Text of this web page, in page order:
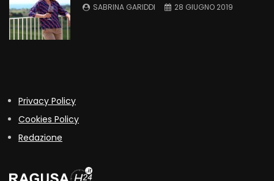
SABRINA GARIDDI 28 GIUGNO 2019
Privacy Policy
Cookies Policy
Redazione